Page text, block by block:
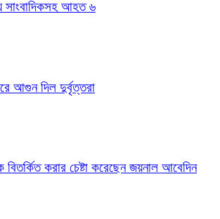
সাংবাদিকসহ আহত ৬
আগুন দিল দুর্বৃত্তরা
বিতর্কিত করার চেষ্টা করেছেন জয়নাল আবেদিন